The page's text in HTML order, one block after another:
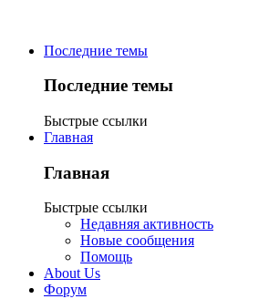
Последние темы
Последние темы
Быстрые ссылки
Главная
Главная
Быстрые ссылки
Недавняя активность
Новые сообщения
Помощь
About Us
Форум